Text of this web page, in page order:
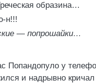
образина…
н!!!
— попрошайки…
Попандопуло у
и надрывно кричал